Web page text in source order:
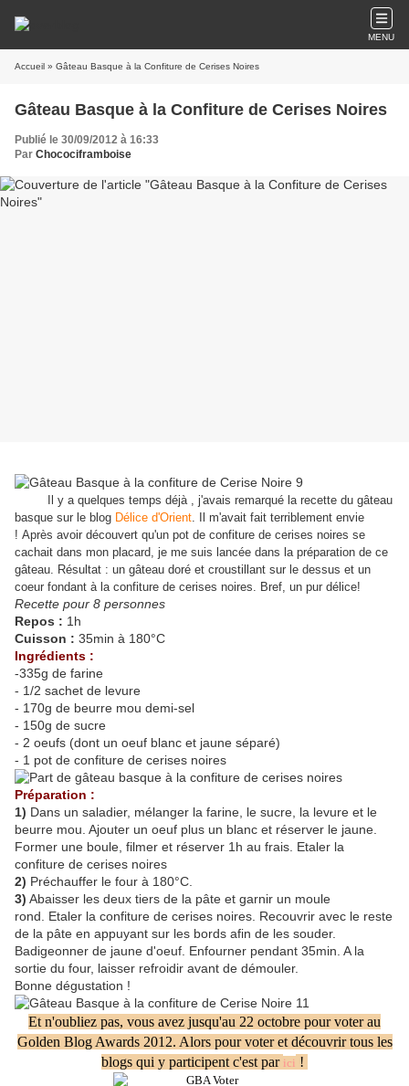
MENU
Accueil » Gâteau Basque à la Confiture de Cerises Noires
Gâteau Basque à la Confiture de Cerises Noires
Publié le 30/09/2012 à 16:33
Par Chocociframboise
Il y a quelques temps déjà , j'avais remarqué la recette du gâteau
basque sur le blog Délice d'Orient. Il m'avait fait terriblement envie
! Après avoir découvert qu'un pot de confiture de cerises noires se
cachait dans mon placard, je me suis lancée dans la préparation de ce
gâteau. Résultat : un gâteau doré et croustillant sur le dessus et un
coeur fondant à la confiture de cerises noires. Bref, un pur délice!
Recette pour 8 personnes
Repos : 1h
Cuisson : 35min à 180°C
Ingrédients :
-335g de farine
- 1/2 sachet de levure
- 170g de beurre mou demi-sel
- 150g de sucre
- 2 oeufs (dont un oeuf blanc et jaune séparé)
- 1 pot de confiture de cerises noires
Préparation :
1) Dans un saladier, mélanger la farine, le sucre, la levure et le
beurre mou. Ajouter un oeuf plus un blanc et réserver le jaune.
Former une boule, filmer et réserver 1h au frais. Etaler la
confiture de cerises noires
2) Préchauffer le four à 180°C.
3) Abaisser les deux tiers de la pâte et garnir un moule
rond. Etaler la confiture de cerises noires. Recouvrir avec le reste
de la pâte en appuyant sur les bords afin de les souder.
Badigeonner de jaune d'oeuf. Enfourner pendant 35min. A la
sortie du four, laisser refroidir avant de démouler.
Bonne dégustation !
Et n'oubliez pas, vous avez jusqu'au 22 octobre pour voter au
Golden Blog Awards 2012. Alors pour voter et découvrir tous les
blogs qui y participent c'est par ici !